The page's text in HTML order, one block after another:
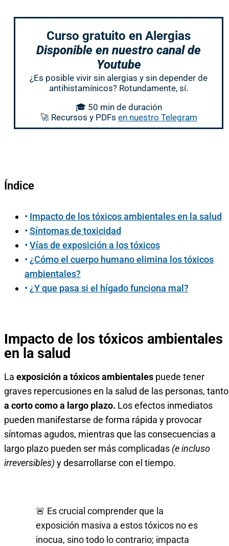
Curso gratuito en Alergias
Disponible en nuestro canal de
Youtube
¿Es posible vivir sin alergias y sin depender de
antihistamínicos? Rotundamente, sí.
🎓 50 min de duración
🚀 Recursos y PDFs en nuestro Telegram
Índice
Impacto de los tóxicos ambientales en la salud
Síntomas de toxicidad
Vías de exposición a los tóxicos
¿Cómo el cuerpo humano elimina los tóxicos
ambientales?
¿Y que pasa si el hígado funciona mal?
Impacto de los tóxicos ambientales
en la salud
La exposición a tóxicos ambientales puede tener
graves repercusiones en la salud de las personas, tanto
a corto como a largo plazo. Los efectos inmediatos
pueden manifestarse de forma rápida y provocar
síntomas agudos, mientras que las consecuencias a
largo plazo pueden ser más complicadas (e incluso
irreversibles) y desarrollarse con el tiempo.
🚨 Es crucial comprender que la
exposición masiva a estos tóxicos no es
inocua, sino todo lo contrario; impacta